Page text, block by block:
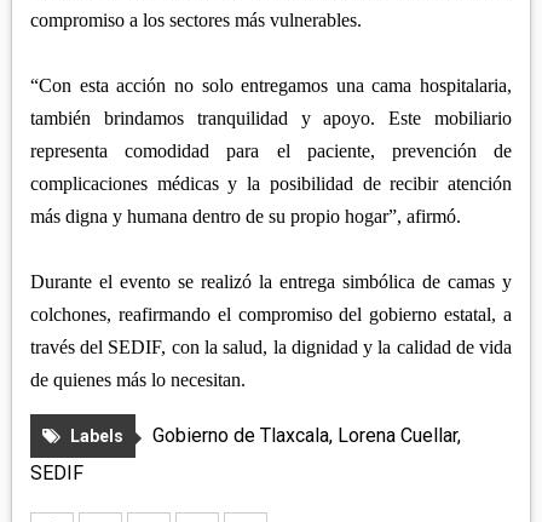
compromiso a los sectores más vulnerables.
“Con esta acción no solo entregamos una cama hospitalaria,
también brindamos tranquilidad y apoyo. Este mobiliario
representa comodidad para el paciente, prevención de
complicaciones médicas y la posibilidad de recibir atención
más digna y humana dentro de su propio hogar”, afirmó.
Durante el evento se realizó la entrega simbólica de camas y
colchones, reafirmando el compromiso del gobierno estatal, a
través del SEDIF, con la salud, la dignidad y la calidad de vida
de quienes más lo necesitan.
Labels Gobierno de Tlaxcala, Lorena Cuellar,
SEDIF